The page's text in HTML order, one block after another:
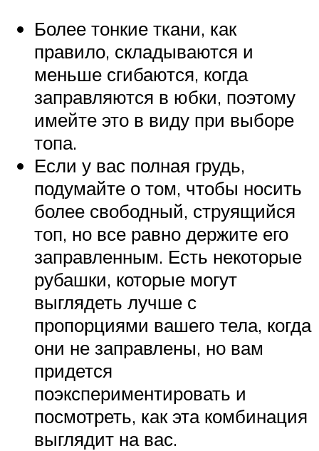
Более тонкие ткани, как
правило, складываются и
меньше сгибаются, когда
заправляются в юбки, поэтому
имейте это в виду при выборе
топа.
Если у вас полная грудь,
подумайте о том, чтобы носить
более свободный, струящийся
топ, но все равно держите его
заправленным. Есть некоторые
рубашки, которые могут
выглядеть лучше с
пропорциями вашего тела, когда
они не заправлены, но вам
придется
поэкспериментировать и
посмотреть, как эта комбинация
выглядит на вас.